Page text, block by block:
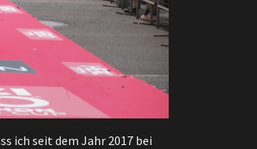
ich seit dem Jahr 2017 bei